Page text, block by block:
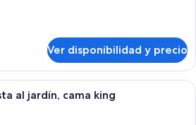
Ver disponibilidad y precio
Una sala moderna con un sofá, una
al jardín, cama king